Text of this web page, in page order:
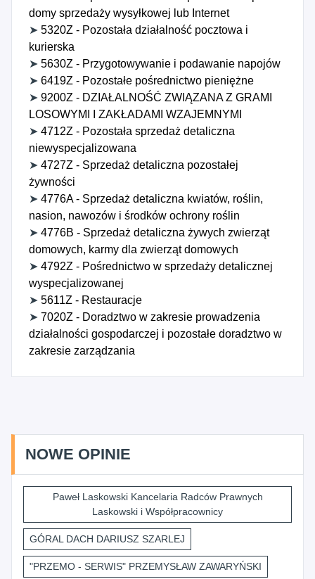
domy sprzedaży wysyłkowej lub Internet
➤ 5320Z - Pozostała działalność pocztowa i
kurierska
➤ 5630Z - Przygotowywanie i podawanie napojów
➤ 6419Z - Pozostałe pośrednictwo pieniężne
➤ 9200Z - DZIAŁALNOŚĆ ZWIĄZANA Z GRAMI
LOSOWYMI I ZAKŁADAMI WZAJEMNYMI
➤ 4712Z - Pozostała sprzedaż detaliczna
niewyspecjalizowana
➤ 4727Z - Sprzedaż detaliczna pozostałej
żywności
➤ 4776A - Sprzedaż detaliczna kwiatów, roślin,
nasion, nawozów i środków ochrony roślin
➤ 4776B - Sprzedaż detaliczna żywych zwierząt
domowych, karmy dla zwierząt domowych
➤ 4792Z - Pośrednictwo w sprzedaży detalicznej
wyspecjalizowanej
➤ 5611Z - Restauracje
➤ 7020Z - Doradztwo w zakresie prowadzenia
działalności gospodarczej i pozostałe doradztwo w
zakresie zarządzania
NOWE OPINIE
Paweł Laskowski Kancelaria Radców Prawnych
Laskowski i Współpracownicy
GÓRAL DACH DARIUSZ SZARLEJ
"PRZEMO - SERWIS" PRZEMYSŁAW ZAWARYŃSKI